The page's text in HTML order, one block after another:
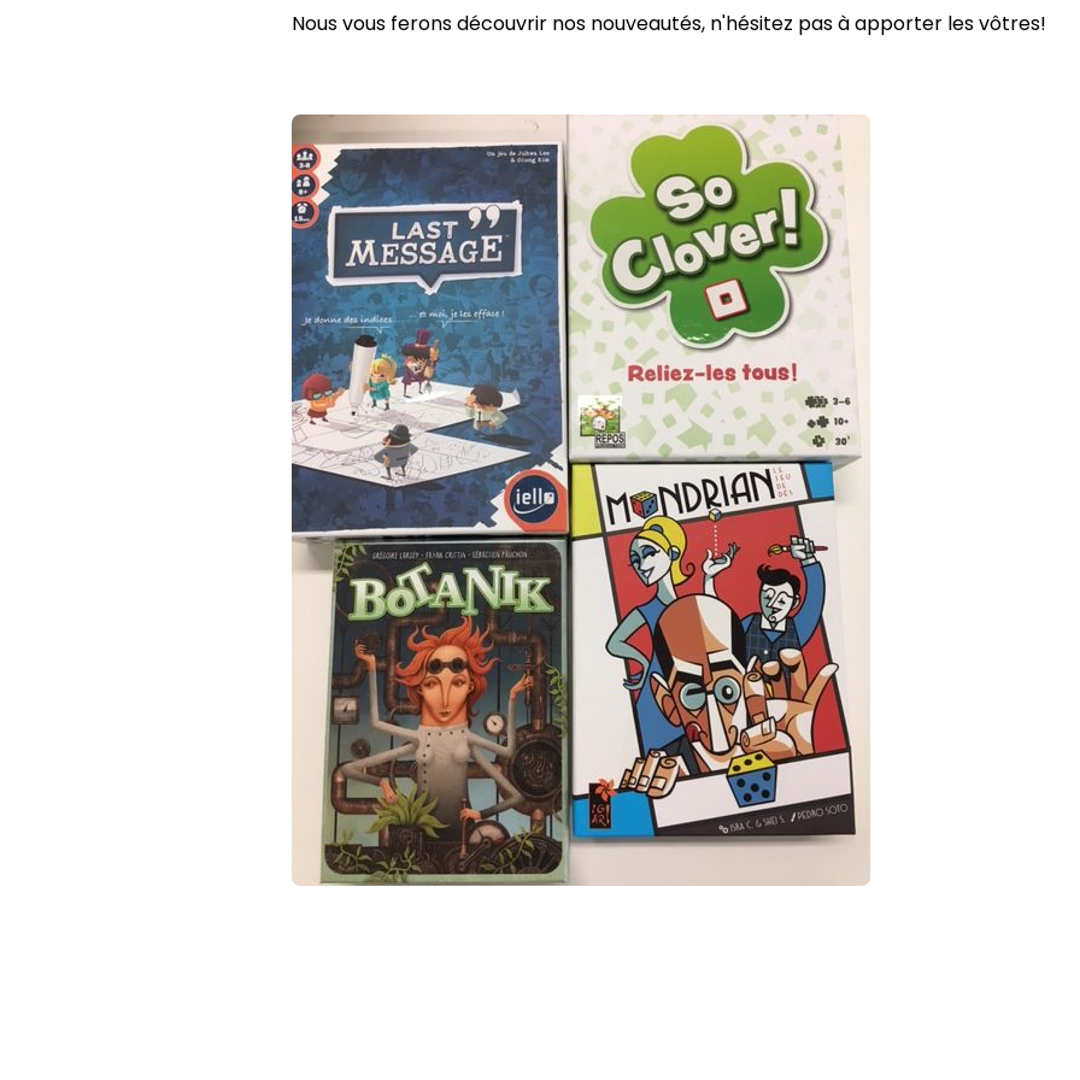
Nous vous ferons découvrir nos nouveautés, n'hésitez pas à apporter les vôtres!